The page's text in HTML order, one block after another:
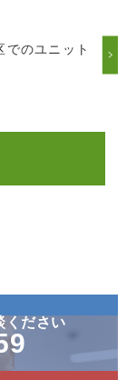
でのユニット
ください